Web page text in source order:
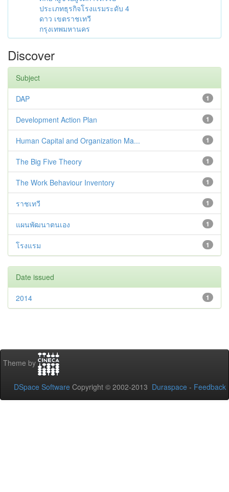
ประเภทธุรกิจโรงแรมระดับ 4
ดาว เขตราชเทวี
กรุงเทพมหานคร
Discover
Subject
1
DAP
1
Development Action Plan
1
Human Capital and Organization Ma...
1
The Big Five Theory
1
The Work Behaviour Inventory
1
ราชเทวี
1
แผนพัฒนาตนเอง
1
โรงแรม
Date issued
1
2014
Theme by
DSpace Software Copyright © 2002-2013 Duraspace - Feedback